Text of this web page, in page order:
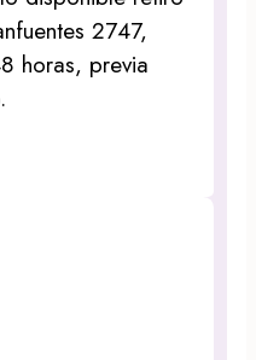
2747,
horas, previa